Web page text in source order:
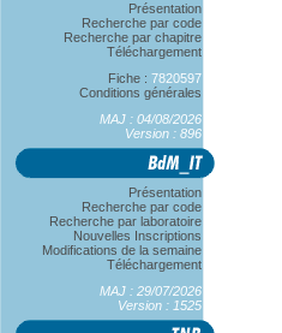
Présentation
Recherche par code
Recherche par chapitre
Téléchargement
Fiche : 7820597
Conditions générales
MAJ : 04/08/2026
Version : 896
Présentation
Recherche par code
Recherche par laboratoire
Nouvelles Inscriptions
Modifications de la semaine
Téléchargement
MAJ : 29/07/2026
Version : 1525